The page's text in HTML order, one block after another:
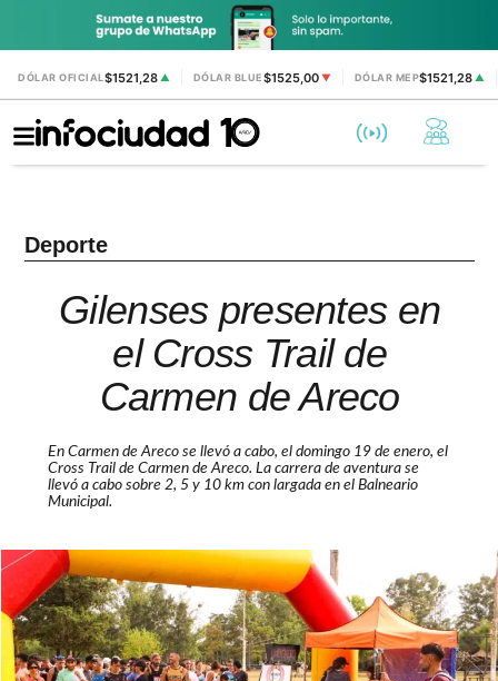
DÓLAR OFICIAL$1521,28 ▲ DÓLAR BLUE$1525,00 ▼ DÓLAR MEP$1521,28▲
Deporte
Gilenses presentes en
el Cross Trail de
Carmen de Areco
En Carmen de Areco se llevó a cabo, el domingo 19 de enero, el
Cross Trail de Carmen de Areco. La carrera de aventura se
llevó a cabo sobre 2, 5 y 10 km con largada en el Balneario
Municipal.